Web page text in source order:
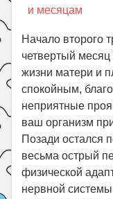
и месяцам
Начало второго
четвертый
жизни матери и
спокойным,
неприятные
ваш организм
Позади остался
весьма острый
физической
нервной